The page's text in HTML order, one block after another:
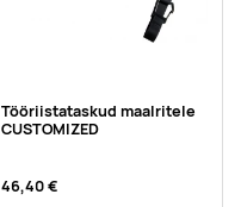
Tööriistataskud maalritele
CUSTOMIZED
46,40 €